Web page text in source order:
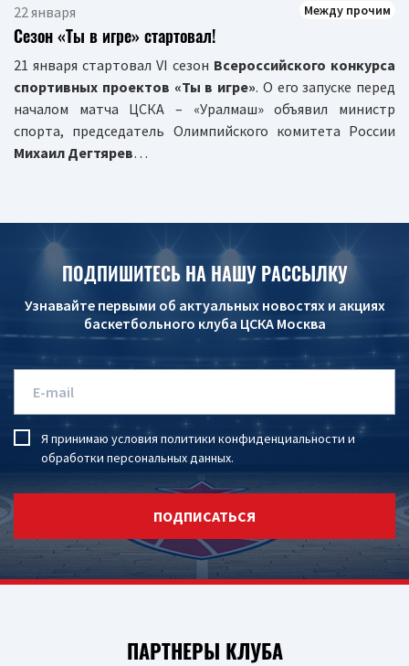
22 января Между прочим
Сезон «Ты в игре» стартовал!
21 января стартовал VI сезон Всероссийского конкурса
спортивных проектов «Ты в игре». О его запуске перед
началом матча ЦСКА – «Уралмаш» объявил министр
спорта, председатель Олимпийского комитета России
Михаил Дегтярев…
ПОДПИШИТЕСЬ НА НАШУ РАССЫЛКУ
Узнавайте первыми об актуальных новостях и акциях
баскетбольного клуба ЦСКА Москва
Я принимаю условия политики конфиденциальности и
обработки персональных данных.
ПОДПИСАТЬСЯ
ПАРТНЕРЫ КЛУБА